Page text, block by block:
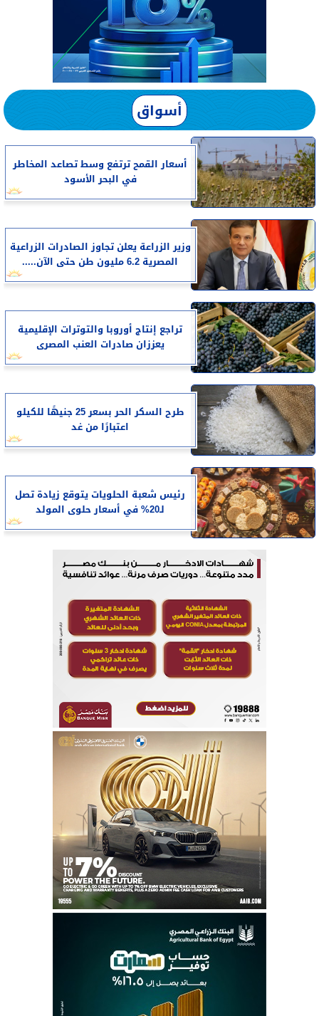
أسواق
أسعار القمح ترتفع وسط تصاعد المخاطر
في البحر الأسود
وزير الزراعة يعلن تجاوز الصادرات الزراعية
المصرية 6.2 مليون طن حتى الآن.....
تراجع إنتاج أوروبا والتوترات الإقليمية
يعززان صادرات العنب المصرى
طرح السكر الحر بسعر 25 جنيهًا للكيلو
اعتبارًا من غد
رئيس شعبة الحلويات يتوقع زيادة تصل
لـ20% في أسعار حلوى المولد